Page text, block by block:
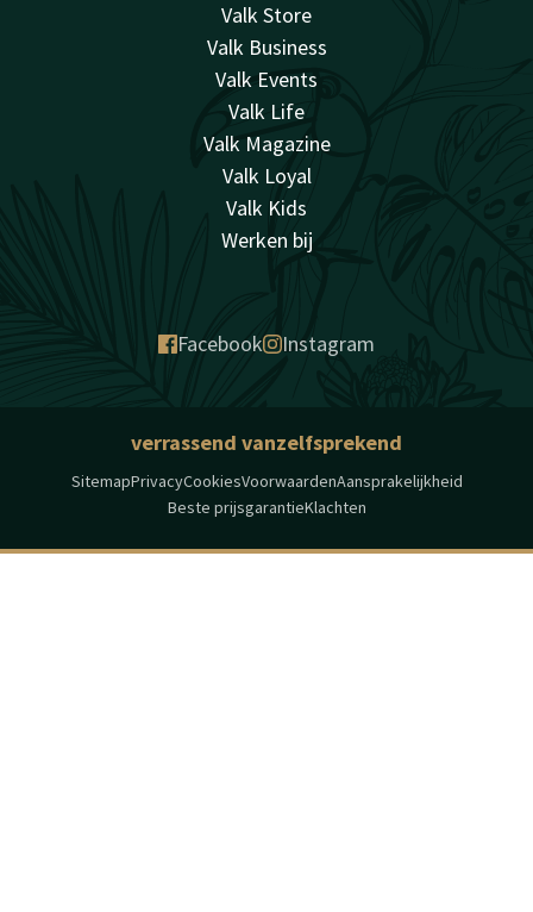
Valk Store
Valk Business
Valk Events
Valk Life
Valk Magazine
Valk Loyal
Valk Kids
Werken bij
Facebook Instagram
verrassend vanzelfsprekend
SitemapPrivacyCookiesVoorwaardenAansprakelijkheid
Beste prijsgarantieKlachten